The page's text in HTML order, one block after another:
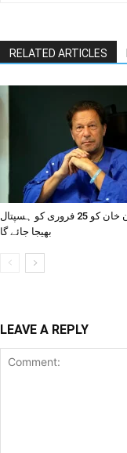
RELATED ARTICLES
عمران خان کو 25 فروری کو ہسپتال
بھیجا جائے گا
LEAVE A REPLY